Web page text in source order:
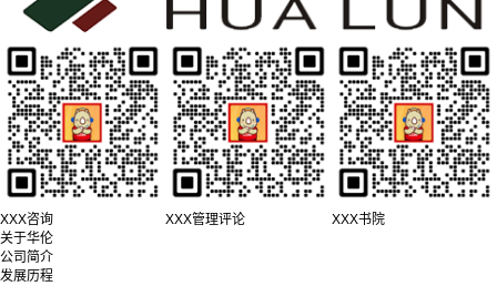
XXX咨询 XXX管理评论
XXX书院
关于华伦
公司简介
发展历程